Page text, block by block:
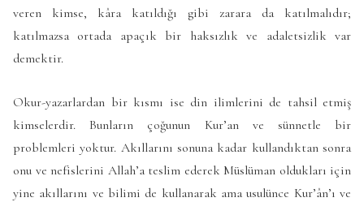
veren kimse, kâra katıldığı gibi zarara da katılmalıdır;
katılmazsa ortada apaçık bir haksızlık ve adaletsizlik var
demektir.
Okur-yazarlardan bir kısmı ise din ilimlerini de tahsil etmiş
kimselerdir. Bunların çoğunun Kur’an ve sünnetle bir
problemleri yoktur. Akıllarını sonuna kadar kullandıktan sonra
onu ve nefislerini Allah’a teslim ederek Müslüman oldukları için
yine akıllarını ve bilimi de kullanarak ama usulünce Kur’ân’ı ve